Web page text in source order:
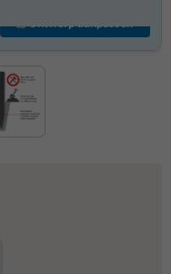
Ontwerp aanpassen